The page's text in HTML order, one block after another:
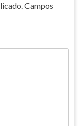
Campos